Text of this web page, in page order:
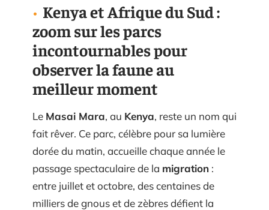
Kenya et Afrique du Sud :
zoom sur les parcs
incontournables pour
observer la faune au
meilleur moment
Le Masai Mara, au Kenya, reste un nom qui
fait rêver. Ce parc, célèbre pour sa lumière
dorée du matin, accueille chaque année le
passage spectaculaire de la migration :
entre juillet et octobre, des centaines de
milliers de gnous et de zèbres défient la